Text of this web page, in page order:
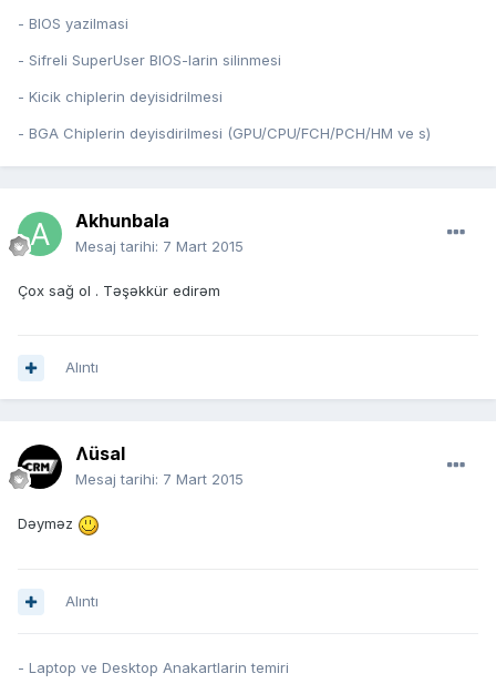
- BIOS yazilmasi
- Sifreli SuperUser BIOS-larin silinmesi
- Kicik chiplerin deyisidrilmesi
- BGA Chiplerin deyisdirilmesi (GPU/CPU/FCH/PCH/HM ve s)
Akhunbala
Mesaj tarihi: 7 Mart 2015
Çox sağ ol . Təşəkkür edirəm
Alıntı
Ʌüsal
Mesaj tarihi: 7 Mart 2015
Dəyməz
Alıntı
- Laptop ve Desktop Anakartlarin temiri